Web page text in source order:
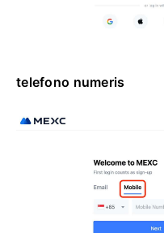
telefono numeris